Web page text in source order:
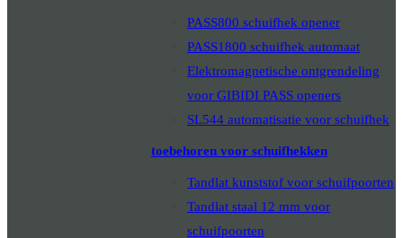
PASS800 schuifhek opener
PASS1800 schuifhek automaat
Elektromagnetische ontgrendeling
voor GIBIDI PASS openers
SL544 automatisatie voor schuifhek
toebehoren voor schuifhekken
Tandlat kunststof voor schuifpoorten
Tandlat staal 12 mm voor
schuifpoorten